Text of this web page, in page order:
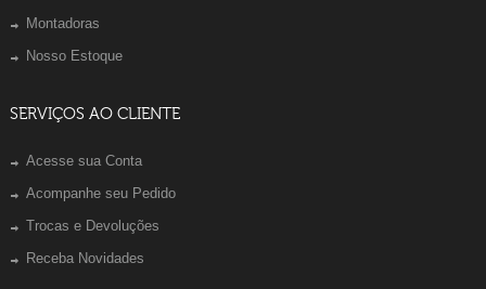
Montadoras
Nosso Estoque
SERVIÇOS AO CLIENTE
Acesse sua Conta
Acompanhe seu Pedido
Trocas e Devoluções
Receba Novidades